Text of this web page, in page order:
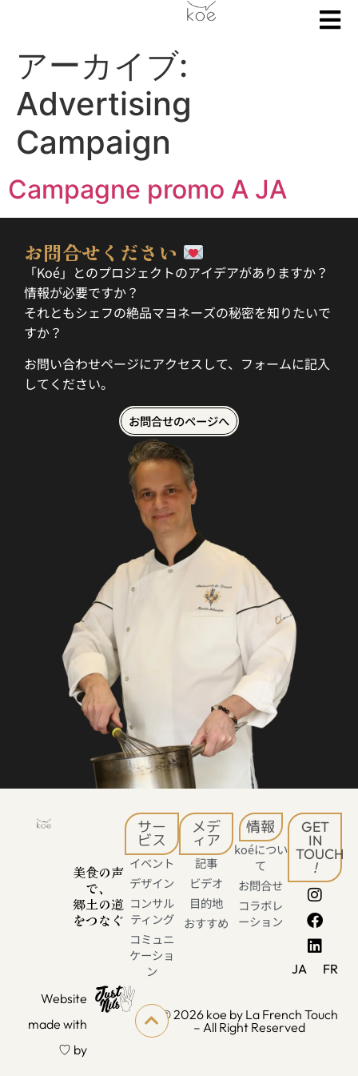
アーカイブ:
Advertising
Campaign
Campagne promo A JA
お問合せください
「Koé」とのプロジェクトのアイデアがありますか？
情報が必要ですか？
それともシェフの絶品マヨネーズの秘密を知りたいで
すか？
お問い合わせページにアクセスして、フォームに記入
してください。
お問合せのページへ
美食の声
で、
郷土の道
をつなぐ
サー
ビス
イベント
デザイン
コンサル
ティング
コミュニ
ケーショ
ン
メデ
ィア
記事
ビデオ
目的地
おすすめ
情報
koéについ
て
お問合せ
コラボレ
ーション
GET
IN
TOUCH
!
JA
FR
Website
made with
♡ by
© 2026 koe by La French Touch
– All Right Reserved